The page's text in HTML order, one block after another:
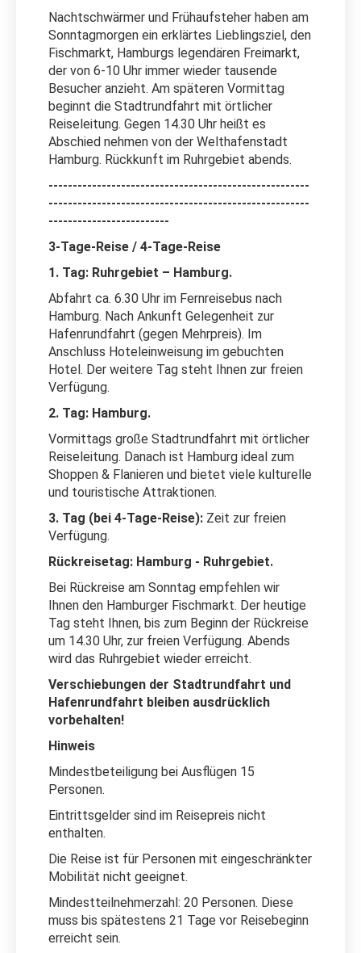
Nachtschwärmer und Frühaufsteher haben am
Sonntagmorgen ein erklärtes Lieblingsziel, den
Fischmarkt, Hamburgs legendären Freimarkt,
der von 6-10 Uhr immer wieder tausende
Besucher anzieht. Am späteren Vormittag
beginnt die Stadtrundfahrt mit örtlicher
Reiseleitung. Gegen 14.30 Uhr heißt es
Abschied nehmen von der Welthafenstadt
Hamburg. Rückkunft im Ruhrgebiet abends.
------------------------------------------------------
------------------------------------------------------
-------------------------
3-Tage-Reise / 4-Tage-Reise
1. Tag: Ruhrgebiet – Hamburg.
Abfahrt ca. 6.30 Uhr im Fernreisebus nach
Hamburg. Nach Ankunft Gelegenheit zur
Hafenrundfahrt (gegen Mehrpreis). Im
Anschluss Hoteleinweisung im gebuchten
Hotel. Der weitere Tag steht Ihnen zur freien
Verfügung.
2. Tag: Hamburg.
Vormittags große Stadtrundfahrt mit örtlicher
Reiseleitung. Danach ist Hamburg ideal zum
Shoppen & Flanieren und bietet viele kulturelle
und touristische Attraktionen.
3. Tag (bei 4-Tage-Reise): Zeit zur freien
Verfügung.
Rückreisetag: Hamburg - Ruhrgebiet.
Bei Rückreise am Sonntag empfehlen wir
Ihnen den Hamburger Fischmarkt. Der heutige
Tag steht Ihnen, bis zum Beginn der Rückreise
um 14.30 Uhr, zur freien Verfügung. Abends
wird das Ruhrgebiet wieder erreicht.
Verschiebungen der Stadtrundfahrt und
Hafenrundfahrt bleiben ausdrücklich
vorbehalten!
Hinweis
Mindestbeteiligung bei Ausflügen 15
Personen.
Eintrittsgelder sind im Reisepreis nicht
enthalten.
Die Reise ist für Personen mit eingeschränkter
Mobilität nicht geeignet.
Mindestteilnehmerzahl: 20 Personen. Diese
muss bis spätestens 21 Tage vor Reisebeginn
erreicht sein.